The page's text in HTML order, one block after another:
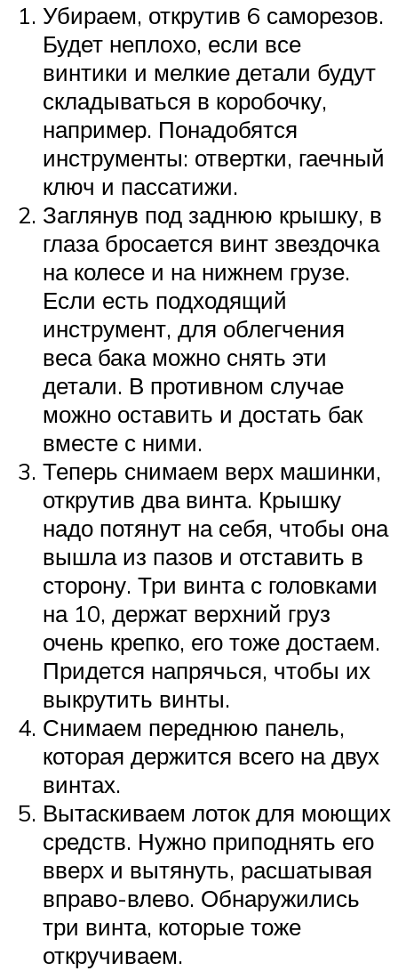
Убираем, открутив 6 саморезов.
Будет неплохо, если все
винтики и мелкие детали будут
складываться в коробочку,
например. Понадобятся
инструменты: отвертки, гаечный
ключ и пассатижи.
Заглянув под заднюю крышку, в
глаза бросается винт звездочка
на колесе и на нижнем грузе.
Если есть подходящий
инструмент, для облегчения
веса бака можно снять эти
детали. В противном случае
можно оставить и достать бак
вместе с ними.
Теперь снимаем верх машинки,
открутив два винта. Крышку
надо потянут на себя, чтобы она
вышла из пазов и отставить в
сторону. Три винта с головками
на 10, держат верхний груз
очень крепко, его тоже достаем.
Придется напрячься, чтобы их
выкрутить винты.
Снимаем переднюю панель,
которая держится всего на двух
винтах.
Вытаскиваем лоток для моющих
средств. Нужно приподнять его
вверх и вытянуть, расшатывая
вправо-влево. Обнаружились
три винта, которые тоже
откручиваем.